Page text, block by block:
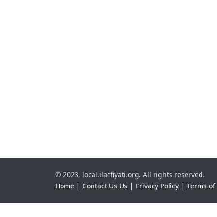
© 2023, local.ilacfiyati.org. All rights reserved.
Home | Contact Us Us | Privacy Policy | Terms of